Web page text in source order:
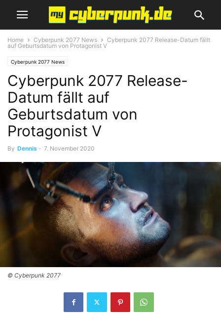
Home Cyberpunk 2077 News
Cyberpunk 2077 Release-Datum fällt
auf Geburtsdatum von Protagonist V
Cyberpunk 2077 News
Cyberpunk 2077 Release-
Datum fällt auf
Geburtsdatum von
Protagonist V
By Dennis - 7. November 2020
© Cyberpunk 2077